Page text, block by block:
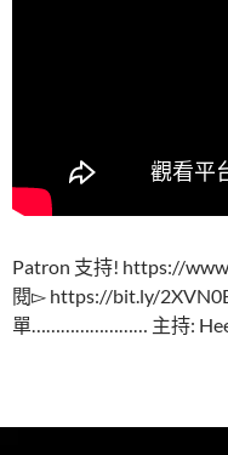
Patron 支持! https://
閱▻ https://bit.ly/
單…………………… 主持: